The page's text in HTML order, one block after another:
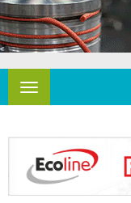
Rozwiń